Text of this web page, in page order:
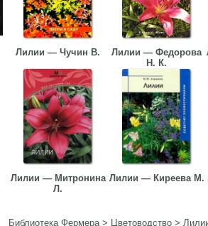
Лилии — Чучин В.
Лилии — Федорова
Н. К.
Лилии — Митронина
Л.
Лилии — Киреева М.
Библиотека Фермера> Цветоводство >